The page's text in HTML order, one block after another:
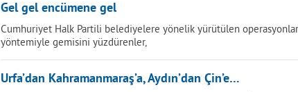
Gel gel encümene gel
Cumhuriyet Halk Partili belediyelere yönelik yürütülen
yöntemiyle gemisini yüzdürenler,
Urfa’dan Kahramanmaraş’a, Aydın’dan Çin’e…